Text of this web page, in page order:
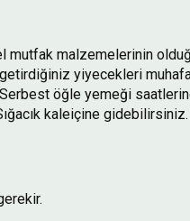
mutfak malzemelerinin
getirdiğiniz yiyecekleri
öğle yemeği
kaleiçine